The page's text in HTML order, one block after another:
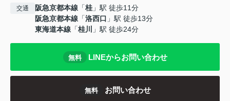
交通 阪急京都本線 「桂 」駅 徒歩11分
阪急京都本線 「洛西口 」駅 徒歩13分
東海道本線 「桂川 」駅 徒歩24分
無料 LINEからお問い合わせ
無料 お問い合わせ